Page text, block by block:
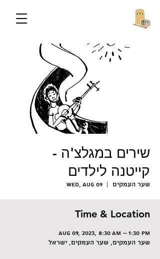
שירים במגלצ'ה -
קייטנה לילדים
Wed, Aug 09
  |
שער העמקים
Time & Location
Aug 09, 2023, 8:30 AM – 1:30 PM
שער העמקים, שער העמקים, ישראל